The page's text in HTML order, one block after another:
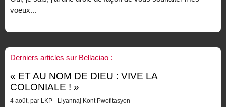
voeux...
Derniers articles sur Bellaciao :
« ET AU NOM DE DIEU : VIVE LA
COLONIALE ! »
4 août, par LKP - Liyannaj Kont Pwofitasyon